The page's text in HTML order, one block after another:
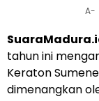
A-
tahun ini
Keraton
dimenangkan